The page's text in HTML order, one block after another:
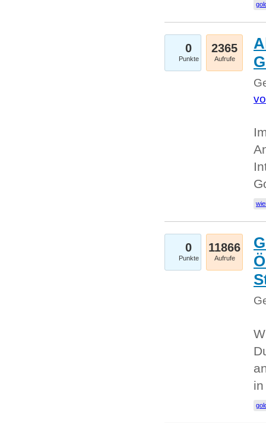
0
Punkte
2365
Aufrufe
0
Punkte
11866
Aufrufe